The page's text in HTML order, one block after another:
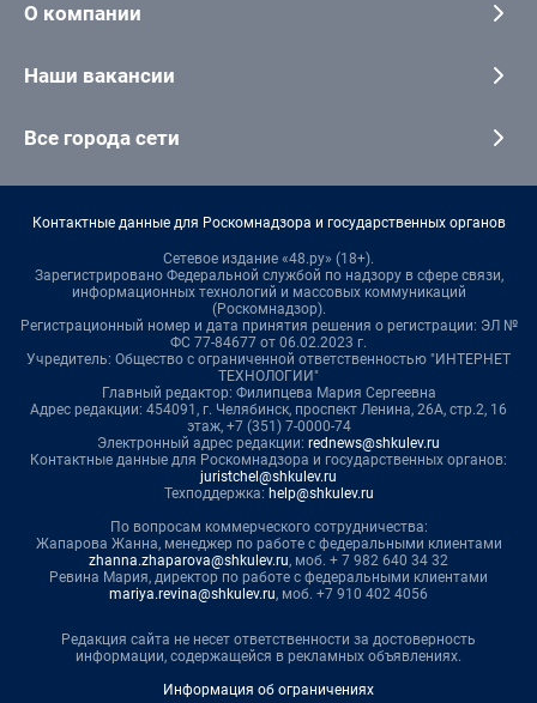
О компании
Наши вакансии
Все города сети
Контактные данные для Роскомнадзора и государственных органов
Сетевое издание «48.ру» (18+).
Зарегистрировано Федеральной службой по надзору в сфере связи,
информационных технологий и массовых коммуникаций
(Роскомнадзор).
Регистрационный номер и дата принятия решения о регистрации: ЭЛ №
ФС 77-84677 от 06.02.2023 г.
Учредитель: Общество с ограниченной ответственностью "ИНТЕРНЕТ
ТЕХНОЛОГИИ"
Главный редактор: Филипцева Мария Сергеевна
Адрес редакции: 454091, г. Челябинск, проспект Ленина, 26А, стр.2, 16
этаж, +7 (351) 7-0000-74
Электронный адрес редакции: rednews@shkulev.ru
Контактные данные для Роскомнадзора и государственных органов:
juristchel@shkulev.ru
Техподдержка: help@shkulev.ru
По вопросам коммерческого сотрудничества:
Жапарова Жанна, менеджер по работе с федеральными клиентами
zhanna.zhaparova@shkulev.ru, моб. + 7 982 640 34 32
Ревина Мария, директор по работе с федеральными клиентами
mariya.revina@shkulev.ru, моб. +7 910 402 4056
Редакция сайта не несет ответственности за достоверность
информации, содержащейся в рекламных объявлениях.
Информация об ограничениях